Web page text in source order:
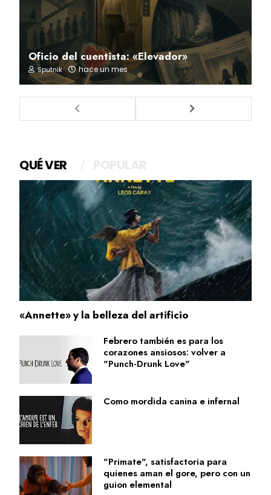
Oficio del cuentista: «Elevador»
Sputnik hace un mes
QUÉ VER
«Annette» y la belleza del artificio
Febrero también es para los
corazones ansiosos: volver a
"Punch-Drunk Love"
Como mordida canina e infernal
"Primate", satisfactoria para
quienes aman el gore, pero con un
guion elemental